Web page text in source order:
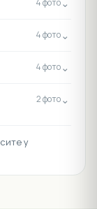
4 фото⌄
4 фото⌄
4 фото⌄
2 фото⌄
у